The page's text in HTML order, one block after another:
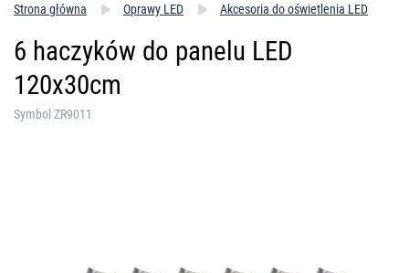
Strona główna Oprawy LED Akcesoria do oświetlenia LED
6 haczyków do panelu LED
120x30cm
Symbol ZR9011